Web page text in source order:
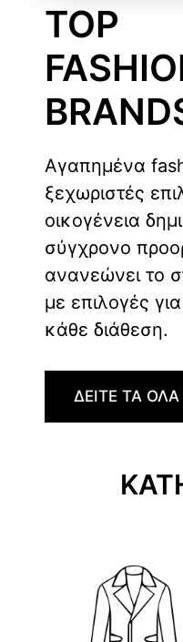
TOP
Αγαπημένα
ξεχωριστές
οικογένεια
σύγχρονο
ανανεώνει το
με επιλογές
κάθε διάθεση.
ΔΕΙΤΕ ΤΑ ΟΛΑ